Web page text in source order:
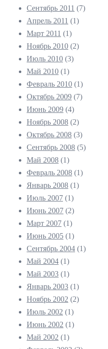
Сентябрь 2011 (7)
Апрель 2011 (1)
Март 2011 (1)
Ноябрь 2010 (2)
Июль 2010 (3)
Май 2010 (1)
Февраль 2010 (1)
Октябрь 2009 (7)
Июнь 2009 (4)
Ноябрь 2008 (2)
Октябрь 2008 (3)
Сентябрь 2008 (5)
Май 2008 (1)
Февраль 2008 (1)
Январь 2008 (1)
Июль 2007 (1)
Июнь 2007 (2)
Март 2007 (1)
Июнь 2005 (1)
Сентябрь 2004 (1)
Май 2004 (1)
Май 2003 (1)
Январь 2003 (1)
Ноябрь 2002 (2)
Июль 2002 (1)
Июнь 2002 (1)
Май 2002 (1)